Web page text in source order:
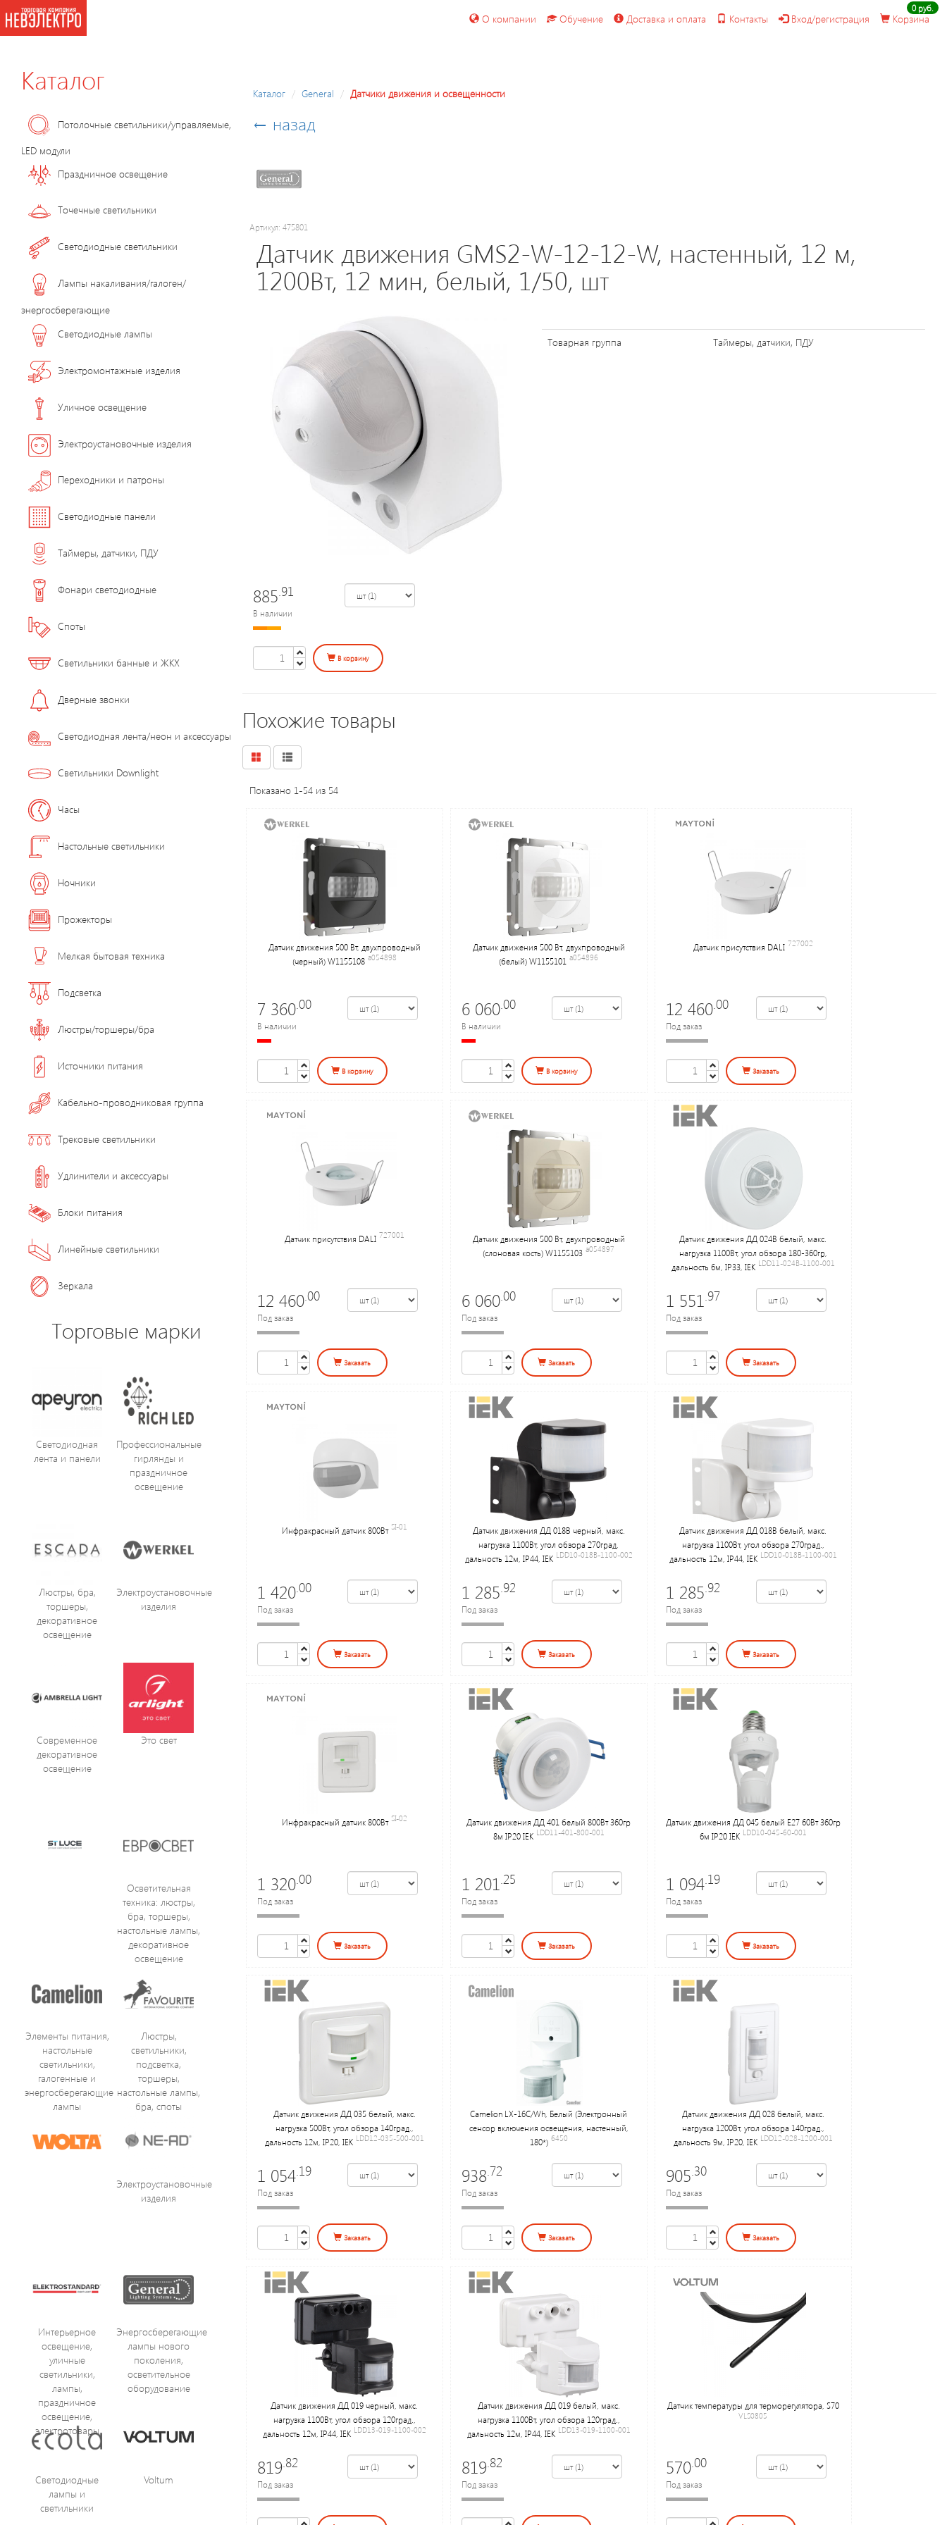
О компании Обучение Доставка и оплата Контакты Вход/регистрация Корзина
0 руб.
Каталог
Потолочные светильники/управляемые,
LED модули
Праздничное освещение
Точечные светильники
Светодиодные светильники
Лампы накаливания/галоген/
энергосберегающие
Светодиодные лампы
Электромонтажные изделия
Уличное освещение
Электроустановочные изделия
Переходники и патроны
Светодиодные панели
Таймеры, датчики, ПДУ
Фонари светодиодные
Споты
Светильники банные и ЖКХ
Дверные звонки
Светодиодная лента/неон и аксессуары
Светильники Downlight
Часы
Настольные светильники
Ночники
Прожекторы
Мелкая бытовая техника
Подсветка
Люстры/торшеры/бра
Источники питания
Кабельно-проводниковая группа
Трековые светильники
Удлинители и аксессуары
Блоки питания
Линейные светильники
Зеркала
Торговые марки
Светодиодная
лента и панели
Профессиональные
гирлянды и
праздничное
освещение
Люстры, бра,
торшеры,
декоративное
освещение
Электроустановочные
изделия
Современное
декоративное
освещение
Это свет
Осветительная
техника: люстры,
бра, торшеры,
настольные лампы,
декоративное
освещение
Элементы питания,
настольные
светильники,
галогенные и
энергосберегающие
лампы
Люстры,
светильники,
подсветка,
торшеры,
настольные лампы,
бра, споты
Электроустановочные
изделия
Интерьерное
освещение,
уличные
светильники,
лампы,
праздничное
освещение,
электротовары
Энергосберегающие
лампы нового
поколения,
осветительное
оборудование
Светодиодные
лампы и
светильники
Voltum
Каталог General Датчики движения и освещенности
← назад
Артикул: 475801
Датчик движения GMS2-W-12-12-W, настенный, 12 м,
1200Вт, 12 мин, белый, 1/50, шт
885 .91
В наличии
В корзину
Товарная группа Таймеры, датчики, ПДУ
Похожие товары
Показано 1-54 из 54
Датчик движения 500 Вт, двухпроводный
(черный) W1155108 a054898
7 360.00
В наличии
В корзину
Датчик движения 500 Вт, двухпроводный
(белый) W1155101 a054896
6 060.00
В наличии
В корзину
Датчик присутствия DALI 727002
12 460.00
Под заказ
Заказать
Датчик присутствия DALI 727001
12 460.00
Под заказ
Заказать
Датчик движения 500 Вт, двухпроводный
(слоновая кость) W1155103 a054897
6 060.00
Под заказ
Заказать
Датчик движения ДД 024В белый, макс.
нагрузка 1100Вт, угол обзора 180-360гр,
дальность 6м, IP33, IEK LDD11-024B-1100-001
1 551 .97
Под заказ
Заказать
Инфракрасный датчик 800Вт SI-01
1 420.00
Под заказ
Заказать
Датчик движения ДД 018В черный, макс.
нагрузка 1100Вт, угол обзора 270град,
дальность 12м, IP44, IEK LDD10-018B-1100-002
1 285 .92
Под заказ
Заказать
Датчик движения ДД 018В белый, макс.
нагрузка 1100Вт, угол обзора 270град.,
дальность 12м, IP44, IEK LDD10-018B-1100-001
1 285 .92
Под заказ
Заказать
Инфракрасный датчик 800Вт SI-02
1 320.00
Под заказ
Заказать
Датчик движения ДД 401 белый 800Вт 360гр
8м IP20 IEK LDD11-401-800-001
1 201 .25
Под заказ
Заказать
Датчик движения ДД 045 белый E27 60Вт 360гр
6м IP20 IEK LDD10-045-60-001
1 094 .19
Под заказ
Заказать
Датчик движения ДД 035 белый, макс.
нагрузка 500Вт, угол обзора 140град.,
дальность 12м, IP20, IEK LDD12-035-500-001
1 054 .19
Под заказ
Заказать
Camelion LX-16C/Wh, Белый (Электронный
сенсор включения освещения, настенный,
180*) 6450
938 .72
Под заказ
Заказать
Датчик движения ДД 028 белый, макс.
нагрузка 1200Вт, угол обзора 140град.,
дальность 9м, IP20, IEK LDD12-028-1200-001
905 .30
Под заказ
Заказать
Датчик движения ДД 019 черный, макс.
нагрузка 1100Вт, угол обзора 120град.,
дальность 12м, IP44, IEK LDD13-019-1100-002
819 .82
Под заказ
Датчик движения ДД 019 белый, макс.
нагрузка 1100Вт, угол обзора 120град.,
дальность 12м, IP44, IEK LDD13-019-1100-001
819 .82
Под заказ
Датчик температуры для терморегулятора, S70
VLS0805
570.00
Под заказ